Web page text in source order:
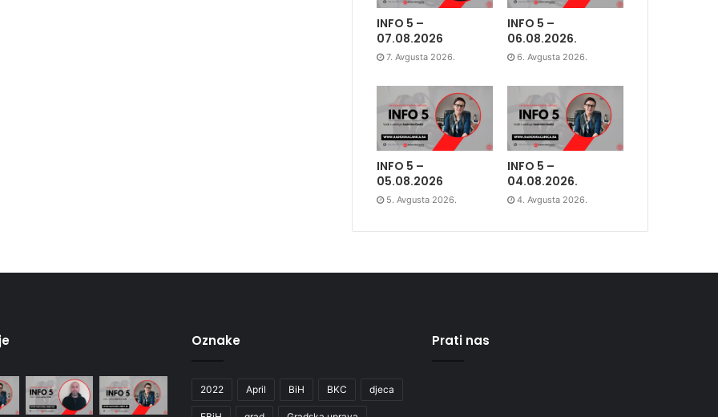
INFO 5 –
07.08.2026
7. Avgusta 2026.
INFO 5 –
06.08.2026.
6. Avgusta 2026.
INFO 5 –
05.08.2026
5. Avgusta 2026.
INFO 5 –
04.08.2026.
4. Avgusta 2026.
Oznake
2022 April BiH BKC djeca
Prati nas